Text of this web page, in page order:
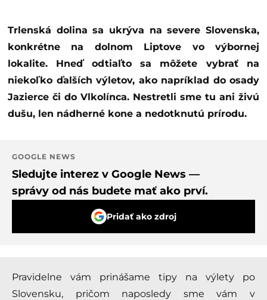
Trlenská dolina sa ukrýva na severe Slovenska,
konkrétne na dolnom Liptove vo výbornej
lokalite. Hneď odtiaľto sa môžete vybrať na
niekoľko ďalších výletov, ako napríklad do osady
Jazierce či do Vlkolínca. Nestretli sme tu ani živú
dušu, len nádherné kone a nedotknutú prírodu.
GOOGLE NEWS
Sledujte interez v Google News —
správy od nás budete mať ako prví.
Pridať ako zdroj
Pravidelne vám prinášame tipy na výlety po
Slovensku, pričom naposledy sme vám v